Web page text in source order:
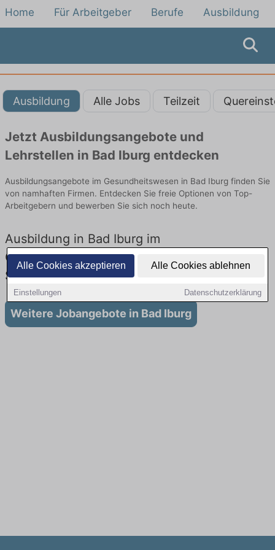
Alle Cookies akzeptieren Alle Cookies ablehnen
Einstellungen Datenschutzerklärung
Home Für Arbeitgeber Berufe Ausbildung
Ausbildung Alle Jobs Teilzeit
Jetzt Ausbildungsangebote und
Lehrstellen in Bad Iburg entdecken
Ausbildungsangebote im Gesundheitswesen in Bad Iburg finden Sie
von namhaften Firmen. Entdecken Sie freie Optionen von Top-
Arbeitgebern und bewerben Sie sich noch heute.
Ausbildung in Bad Iburg im
Gesundheitswesen: Aktuell gibt es keine
Stellenangebote für Ausbildung in Bad Iburg
Weitere Jobangebote in Bad Iburg